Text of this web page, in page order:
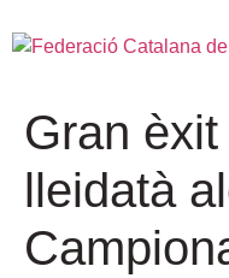
Gran
lleidatà